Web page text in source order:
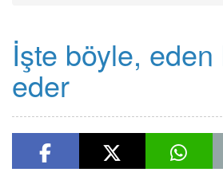
İşte böyle,
eder